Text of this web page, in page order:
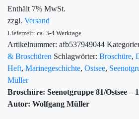
Enthält 7% MwSt.
zzgl. Versand
Lieferzeit: ca. 3-4 Werktage
Artikelnummer: afb537949044
& Broschüren Schlagwörter: Broschüre,
Heft, Marinegeschichte, Ostsee,
Müller
Broschüre: Seenotgruppe 81/Ostsee –
Autor: Wolfgang Müller